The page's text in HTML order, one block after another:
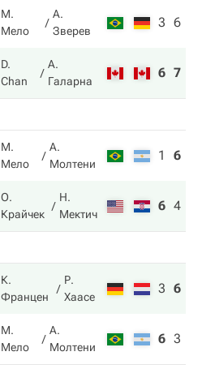
М.
Мело
А.
Зверев
3 6
D.
Chan
А.
Галарна
6 7
М.
Мело
А.
Молтени
1 6
О.
Крайчек
Н.
Мектич
6 4
К.
Францен
Р.
Хаасе
3 6
М.
Мело
А.
Молтени
6 3